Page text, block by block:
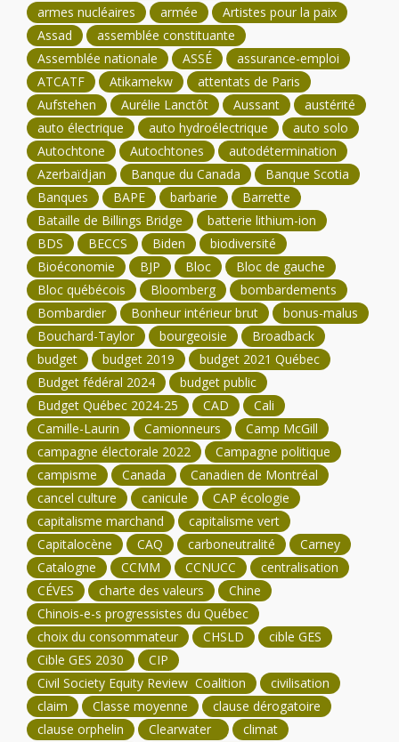
armes nucléaires
armée
Artistes pour la paix
Assad
assemblée constituante
Assemblée nationale
ASSÉ
assurance-emploi
ATCATF
Atikamekw
attentats de Paris
Aufstehen
Aurélie Lanctôt Aussant
austérité
auto électrique
auto hydroélectrique
auto solo
Autochtone
Autochtones
autodétermination
Azerbaïdjan
Banque du Canada
Banque Scotia
Banques
BAPE barbarie
Barrette
Bataille de Billings Bridge
batterie lithium-ion
BDS
BECCS Biden
biodiversité
Bioéconomie
BJP Bloc
Bloc de gauche
Bloc québécois
Bloomberg
bombardements
Bombardier
Bonheur intérieur brut
bonus-malus
Bouchard-Taylor
bourgeoisie
Broadback
budget
budget 2019
budget 2021 Québec
Budget fédéral 2024
budget public
Budget Québec 2024-25
CAD
Cali
Camille-Laurin
Camionneurs
Camp McGill
campagne électorale 2022
Campagne politique
campisme
Canada
Canadien de Montréal
cancel culture
canicule
CAP écologie
capitalisme marchand
capitalisme vert
Capitalocène
CAQ carboneutralité
Carney
Catalogne
CCMM CCNUCC
centralisation
CÉVES
charte des valeurs
Chine
Chinois-e-s progressistes du Québec
choix du consommateur
CHSLD
cible GES
Cible GES 2030
CIP
Civil Society Equity Review Coalition
civilisation
claim
Classe moyenne
clause dérogatoire
clause orphelin
Clearwater
climat